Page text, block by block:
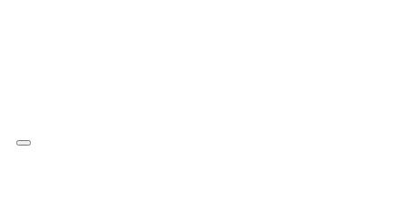
Hamburger Toggle Menu